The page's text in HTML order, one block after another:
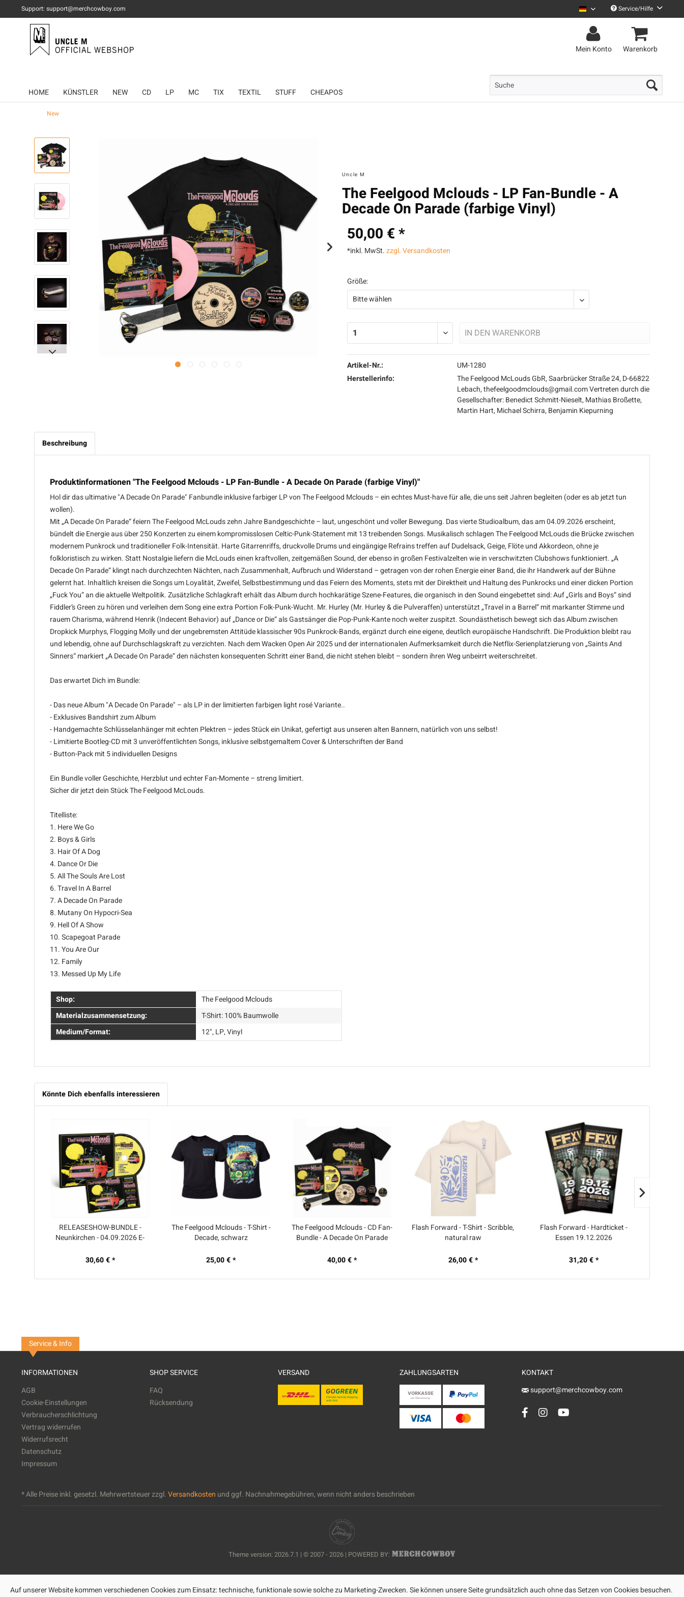
Support: support@merchcowboy.com Uncle M DeutschService/Hilfe
Mein Konto Warenkorb
HOME KÜNSTLER NEW CD LP MC TIX TEXTIL STUFF CHEAPOS
New
Uncle M
The Feelgood Mclouds - LP Fan-Bundle - A
Decade On Parade (farbige Vinyl)
50,00 € *
*inkl. MwSt.zzgl. Versandkosten
Größe:
IN DEN WARENKORB
Artikel-Nr.:
UM-1280
Herstellerinfo:
The Feelgood McLouds GbR, Saarbrücker Straße 24, D-66822
Lebach, thefeelgoodmclouds@gmail.com Vertreten durch die
Gesellschafter: Benedict Schmitt-Nieselt, Mathias Broßette,
Martin Hart, Michael Schirra, Benjamin Kiepurning
Beschreibung
Produktinformationen "The Feelgood Mclouds - LP Fan-Bundle - A Decade On Parade (farbige Vinyl)"
Hol dir das ultimative "A Decade On Parade" Fanbundle inklusive farbiger LP von The Feelgood Mclouds – ein echtes Must-have für alle, die uns seit Jahren begleiten (oder es ab jetzt tun
wollen).
Mit „A Decade On Parade“ feiern The Feelgood McLouds zehn Jahre Bandgeschichte – laut, ungeschönt und voller Bewegung. Das vierte Studioalbum, das am 04.09.2026 erscheint,
bündelt die Energie aus über 250 Konzerten zu einem kompromisslosen Celtic-Punk-Statement mit 13 treibenden Songs. Musikalisch schlagen The Feelgood McLouds die Brücke zwischen
modernem Punkrock und traditioneller Folk-Intensität. Harte Gitarrenriffs, druckvolle Drums und eingängige Refrains treffen auf Dudelsack, Geige, Flöte und Akkordeon, ohne je
folkloristisch zu wirken. Statt Nostalgie liefern die McLouds einen kraftvollen, zeitgemäßen Sound, der ebenso in großen Festivalzelten wie in verschwitzten Clubshows funktioniert. „A
Decade On Parade“ klingt nach durchzechten Nächten, nach Zusammenhalt, Aufbruch und Widerstand – getragen von der rohen Energie einer Band, die ihr Handwerk auf der Bühne
gelernt hat. Inhaltlich kreisen die Songs um Loyalität, Zweifel, Selbstbestimmung und das Feiern des Moments, stets mit der Direktheit und Haltung des Punkrocks und einer dicken Portion
„Fuck You“ an die aktuelle Weltpolitik. Zusätzliche Schlagkraft erhält das Album durch hochkarätige Szene-Features, die organisch in den Sound eingebettet sind: Auf „Girls and Boys“ sind
Fiddler’s Green zu hören und verleihen dem Song eine extra Portion Folk-Punk-Wucht. Mr. Hurley (Mr. Hurley & die Pulveraffen) unterstützt „Travel in a Barrel“ mit markanter Stimme und
rauem Charisma, während Henrik (Indecent Behavior) auf „Dance or Die“ als Gastsänger die Pop-Punk-Kante noch weiter zuspitzt. Soundästhetisch bewegt sich das Album zwischen
Dropkick Murphys, Flogging Molly und der ungebremsten Attitüde klassischer 90s Punkrock-Bands, ergänzt durch eine eigene, deutlich europäische Handschrift. Die Produktion bleibt rau
und lebendig, ohne auf Durchschlagskraft zu verzichten. Nach dem Wacken Open Air 2025 und der internationalen Aufmerksamkeit durch die Netflix-Serienplatzierung von „Saints And
Sinners“ markiert „A Decade On Parade“ den nächsten konsequenten Schritt einer Band, die nicht stehen bleibt – sondern ihren Weg unbeirrt weiterschreitet.
Das erwartet Dich im Bundle:
- Das neue Album "A Decade On Parade" – als LP in der limitierten farbigen light rosé Variante..
- Exklusives Bandshirt zum Album
- Handgemachte Schlüsselanhänger mit echten Plektren – jedes Stück ein Unikat, gefertigt aus unseren alten Bannern, natürlich von uns selbst!
- Limitierte Bootleg-CD mit 3 unveröffentlichten Songs, inklusive selbstgemaltem Cover & Unterschriften der Band
- Button-Pack mit 5 individuellen Designs
Ein Bundle voller Geschichte, Herzblut und echter Fan-Momente – streng limitiert.
Sicher dir jetzt dein Stück The Feelgood McLouds.
Titelliste:
1. Here We Go
2. Boys & Girls
3. Hair Of A Dog
4. Dance Or Die
5. All The Souls Are Lost
6. Travel In A Barrel
7. A Decade On Parade
8. Mutany On Hypocri-Sea
9. Hell Of A Show
10. Scapegoat Parade
11. You Are Our
12. Family
13. Messed Up My Life
Shop:
The Feelgood Mclouds
Materialzusammensetzung:
T-Shirt: 100% Baumwolle
Medium/Format:
12", LP, Vinyl
Könnte Dich ebenfalls interessieren
RELEASESHOW-BUNDLE -
Neunkirchen - 04.09.2026 E-
30,60 € *
The Feelgood Mclouds - T-Shirt -
Decade, schwarz
25,00 € *
The Feelgood Mclouds - CD Fan-
Bundle - A Decade On Parade
40,00 € *
Flash Forward - T-Shirt - Scribble,
natural raw
26,00 € *
Flash Forward - Hardticket -
Essen 19.12.2026
31,20 € *
Service & Info
INFORMATIONEN
AGB
Cookie-Einstellungen
Verbraucherschlichtung
Vertrag widerrufen
Widerrufsrecht
Datenschutz
Impressum
SHOP SERVICE
FAQ
Rücksendung
VERSAND ZAHLUNGSARTEN
KONTAKT
support@merchcowboy.com
* Alle Preise inkl. gesetzl. Mehrwertsteuer zzgl.Versandkosten und ggf. Nachnahmegebühren, wenn nicht anders beschrieben
Theme version: 2026.7.1 | © 2007 - 2026 | POWERED BY:
Auf unserer Website kommen verschiedenen Cookies zum Einsatz: technische, funktionale sowie solche zu Marketing-Zwecken. Sie können unsere Seite grundsätzlich auch ohne das Setzen von Cookies besuchen.